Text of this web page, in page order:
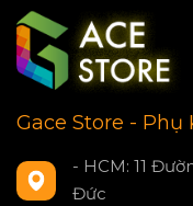
Gace Store - Phụ
- HCM: 11
Đức